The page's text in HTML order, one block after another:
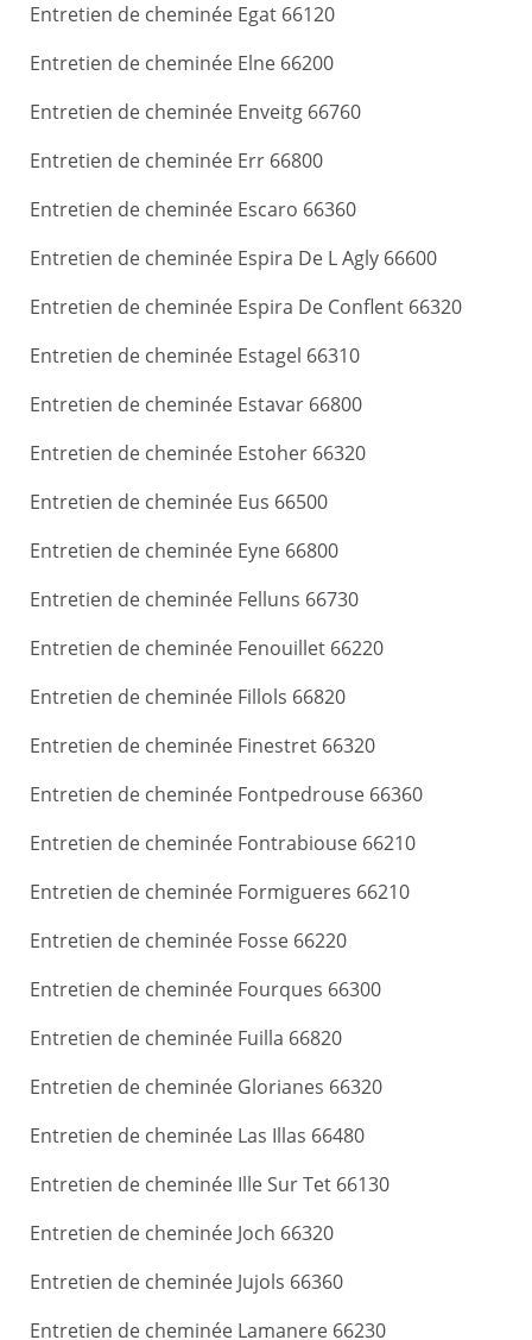
Entretien de cheminée Egat 66120
Entretien de cheminée Elne 66200
Entretien de cheminée Enveitg 66760
Entretien de cheminée Err 66800
Entretien de cheminée Escaro 66360
Entretien de cheminée Espira De L Agly 66600
Entretien de cheminée Espira De Conflent 66320
Entretien de cheminée Estagel 66310
Entretien de cheminée Estavar 66800
Entretien de cheminée Estoher 66320
Entretien de cheminée Eus 66500
Entretien de cheminée Eyne 66800
Entretien de cheminée Felluns 66730
Entretien de cheminée Fenouillet 66220
Entretien de cheminée Fillols 66820
Entretien de cheminée Finestret 66320
Entretien de cheminée Fontpedrouse 66360
Entretien de cheminée Fontrabiouse 66210
Entretien de cheminée Formigueres 66210
Entretien de cheminée Fosse 66220
Entretien de cheminée Fourques 66300
Entretien de cheminée Fuilla 66820
Entretien de cheminée Glorianes 66320
Entretien de cheminée Las Illas 66480
Entretien de cheminée Ille Sur Tet 66130
Entretien de cheminée Joch 66320
Entretien de cheminée Jujols 66360
Entretien de cheminée Lamanere 66230